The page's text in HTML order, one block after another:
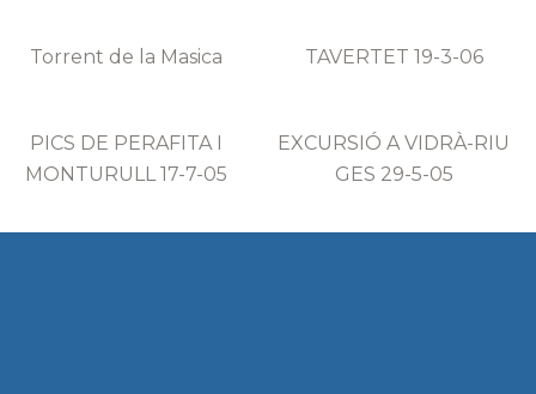
Torrent de la Masica TAVERTET 19-3-06
PICS DE PERAFITA I
MONTURULL 17-7-05
EXCURSIÓ A VIDRÀ-RIU
GES 29-5-05